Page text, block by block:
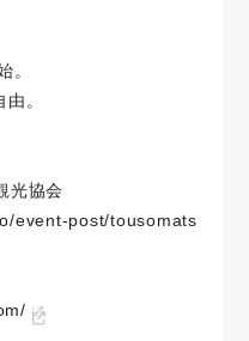
。
。
光協会
event-post/tousomats